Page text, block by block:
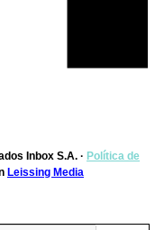
Inbox S.A. · Política de
Leissing Media